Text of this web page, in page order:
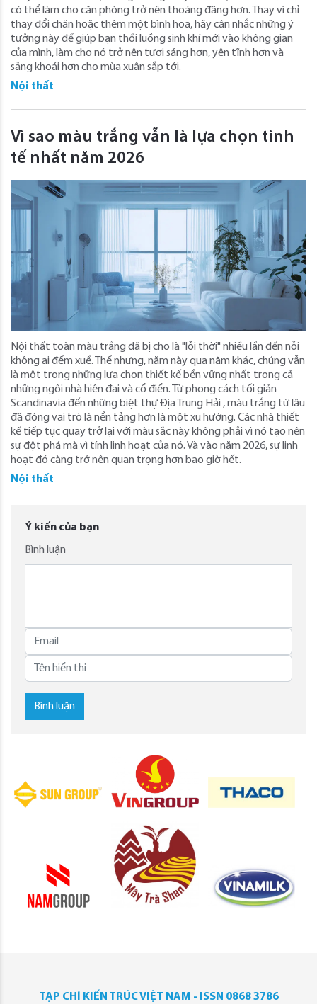
có thể làm cho căn phòng trở nên thoáng đãng hơn. Thay vì chỉ
thay đổi chăn hoặc thêm một bình hoa, hãy cân nhắc những ý
tưởng này để giúp bạn thổi luồng sinh khí mới vào không gian
của mình, làm cho nó trở nên tươi sáng hơn, yên tĩnh hơn và
sảng khoái hơn cho mùa xuân sắp tới.
Nội thất
Vì sao màu trắng vẫn là lựa chọn tinh
tế nhất năm 2026
Nội thất toàn màu trắng đã bị cho là "lỗi thời" nhiều lần đến nỗi
không ai đếm xuể. Thế nhưng, năm này qua năm khác, chúng vẫn
là một trong những lựa chọn thiết kế bền vững nhất trong cả
những ngôi nhà hiện đại và cổ điển. Từ phong cách tối giản
Scandinavia đến những biệt thự Địa Trung Hải , màu trắng từ lâu
đã đóng vai trò là nền tảng hơn là một xu hướng. Các nhà thiết
kế tiếp tục quay trở lại với màu sắc này không phải vì nó tạo nên
sự đột phá mà vì tính linh hoạt của nó. Và vào năm 2026, sự linh
hoạt đó càng trở nên quan trọng hơn bao giờ hết.
Nội thất
Ý kiến của bạn
Bình luận
Bình luận
TẠP CHÍ KIẾN TRÚC VIỆT NAM - ISSN 0868 3786